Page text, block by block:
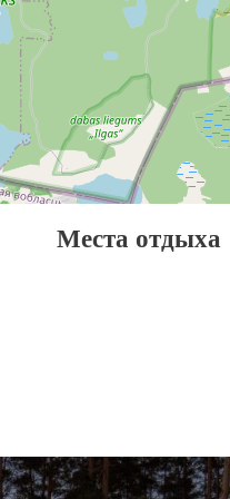
Места отдыха